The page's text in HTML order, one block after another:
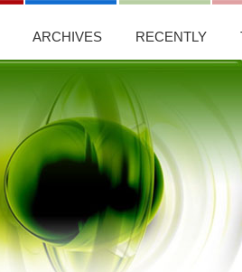
ARCHIVES RECENTLY